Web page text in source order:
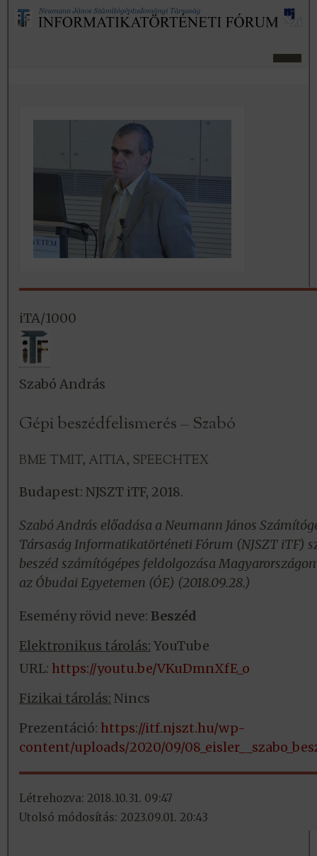
iTA/1000
Szabó András
Gépi beszédfelismerés – Szabó
BME TMIT, AITIA, SPEECHTEX
Budapest: NJSZT iTF, 2018.
Szabó András előadása a Neumann János
Társaság Informatikatörténeti Fórum (NJSZT iTF)
beszéd számítógépes feldolgozása
az Óbudai Egyetemen (ÓE) (2018.09.28.)
Esemény rövid neve: Beszéd
Elektronikus tárolás: YouTube
URL: https://youtu.be/VKuDmnXfE_o
Fizikai tárolás: Nincs
Prezentáció: https://itf.njszt.hu/wp-
content/uploads/2020/09/
Létrehozva: 2018.10.31. 09:47
Utolsó módosítás: 2023.09.01. 20:43